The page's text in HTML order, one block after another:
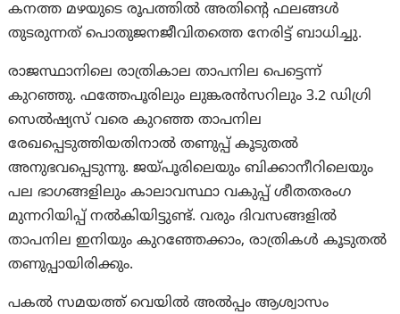
കനത്ത മഴയുടെ രൂപത്തിൽ അതിന്റെ ഫലങ്ങൾ
തുടരുന്നത് പൊതുജനജീവിതത്തെ നേരിട്ട് ബാധിച്ചു.
രാജസ്ഥാനിലെ രാത്രികാല താപനില പെട്ടെന്ന്
കുറഞ്ഞു. ഫത്തേപൂരിലും ലുങ്കരൻസറിലും 3.2 ഡിഗ്രി
സെൽഷ്യസ് വരെ കുറഞ്ഞ താപനില
രേഖപ്പെടുത്തിയതിനാൽ തണുപ്പ് കൂടുതൽ
അനുഭവപ്പെടുന്നു. ജയ്പൂരിലെയും ബിക്കാനീറിലെയും
പല ഭാഗങ്ങളിലും കാലാവസ്ഥാ വകുപ്പ് ശീതതരംഗ
മുന്നറിയിപ്പ് നൽകിയിട്ടുണ്ട്. വരും ദിവസങ്ങളിൽ
താപനില ഇനിയും കുറഞ്ഞേക്കാം, രാത്രികൾ കൂടുതൽ
തണുപ്പായിരിക്കും.
പകൽ സമയത്ത് വെയിൽ അൽപ്പം ആശ്വാസം